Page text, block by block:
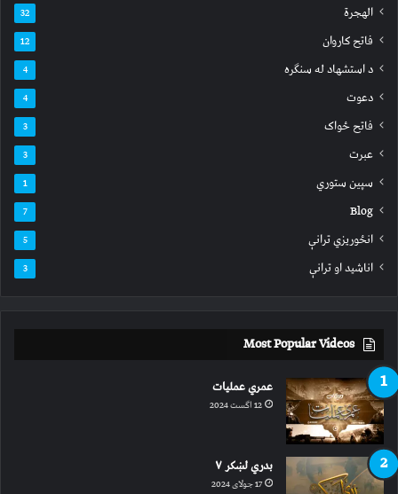
الهجرة 32
فاتح کاروان 12
د استشهاد له سنګره 4
دعوت 4
فاتح ځواک 3
عبرت 3
سپين ستوري 1
Blog
7
انځوریزي ترانې 5
اناشید او ترانې 3
Most Popular Videos
عمري عملیات
12 اگست 2024
بدري لښکر ۷
17 جولای 2024